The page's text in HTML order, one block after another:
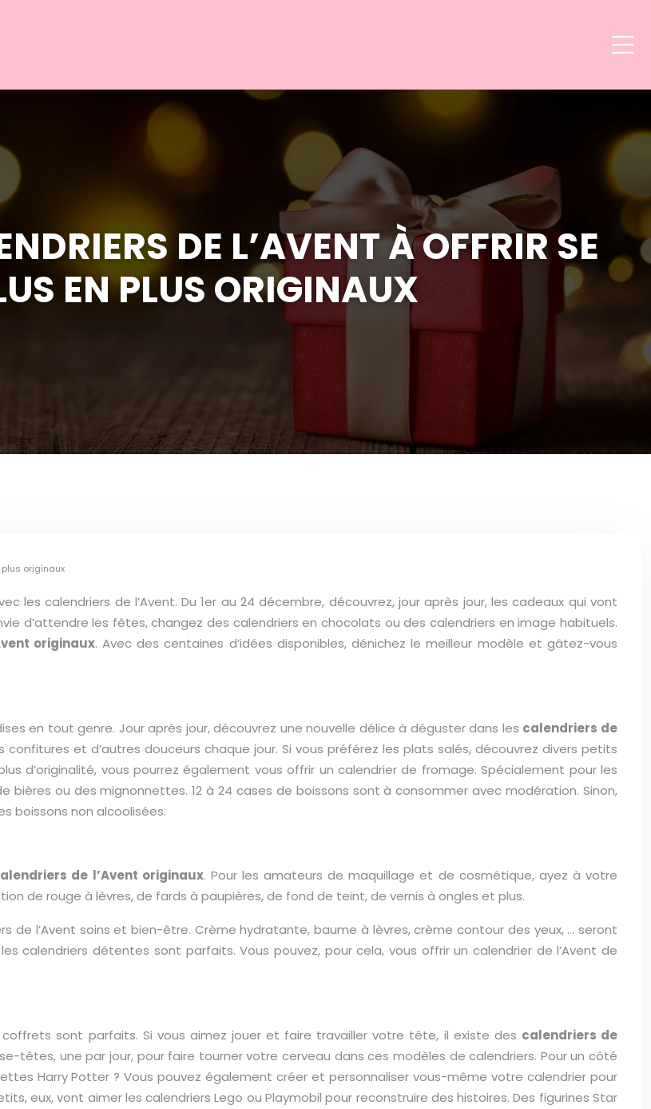
DE L’AVENT À OFFRIR SE
EN PLUS ORIGINAUX
plus originaux
les calendriers de l’Avent. Du 1er au 24 décembre, découvrez, jour après jour, les cadeaux qui vont
d’attendre les fêtes, changez des calendriers en chocolats ou des calendriers en image habituels.
originaux. Avec des centaines d’idées disponibles, dénichez le meilleur modèle et gâtez-vous
en tout genre. Jour après jour, découvrez une nouvelle délice à déguster dans les calendriers de
confitures et d’autres douceurs chaque jour. Si vous préférez les plats salés, découvrez divers petits
d’originalité, vous pourrez également vous offrir un calendrier de fromage. Spécialement pour les
bières ou des mignonnettes. 12 à 24 cases de boissons sont à consommer avec modération. Sinon,
boissons non alcoolisées.
de l’Avent originaux. Pour les amateurs de maquillage et de cosmétique, ayez à votre
de rouge à lèvres, de fards à paupières, de fond de teint, de vernis à ongles et plus.
de l’Avent soins et bien-être. Crème hydratante, baume à lèvres, crème contour des yeux, … seront
calendriers détentes sont parfaits. Vous pouvez, pour cela, vous offrir un calendrier de l’Avent de
coffrets sont parfaits. Si vous aimez jouer et faire travailler votre tête, il existe des calendriers de
têtes, une par jour, pour faire tourner votre cerveau dans ces modèles de calendriers. Pour un côté
Harry Potter ? Vous pouvez également créer et personnaliser vous-même votre calendrier pour
eux, vont aimer les calendriers Lego ou Playmobil pour reconstruire des histoires. Des figurines Star